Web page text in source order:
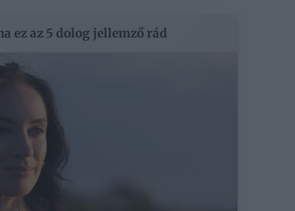
ez az 5 dolog jellemző rád